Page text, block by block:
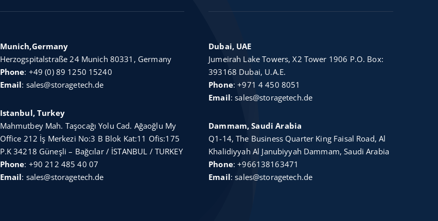
Munich,Germany
Herzogspitalstraße 24 Munich 80331, Germany
Phone: +49 (0) 89 1250 15240
Email: sales@storagetech.de
Istanbul, Turkey
Mahmutbey Mah. Taşocağı Yolu Cad. Ağaoğlu My
Office 212 İş Merkezi No:3 B Blok Kat:11 Ofis:175
P.K 34218 Güneşli – Bağcılar / İSTANBUL / TURKEY
Phone: +90 212 485 40 07
Email: sales@storagetech.de
Dubai, UAE
Jumeirah Lake Towers, X2 Tower 1906 P.O. Box:
393168 Dubai, U.A.E.
Phone:+971 4 450 8051
Email:sales@storagetech.de
Dammam, Saudi Arabia
Q1-14, The Business Quarter King Faisal Road, Al
Khalidiyyah Al Janubiyyah Dammam, Saudi Arabia
Phone:+966138163471
Email:sales@storagetech.de